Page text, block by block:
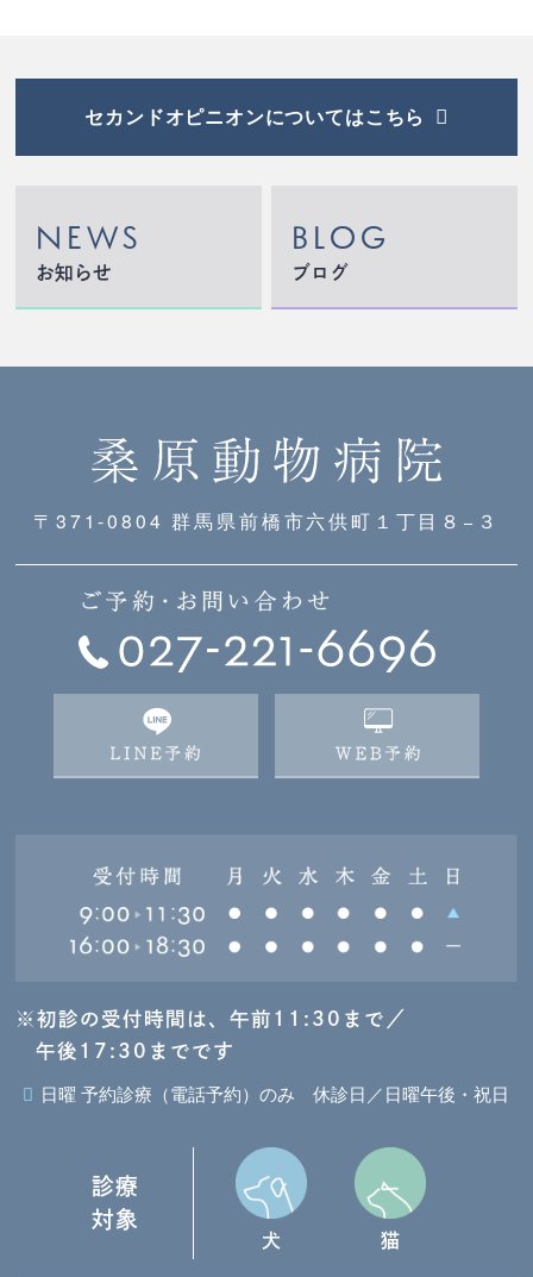
セカンドオピニオンについてはこちら
NEWS
お知らせ
BLOG
ブログ
〒371-0804 群馬県前橋市六供町１丁目８−３
※初診の受付時間は、午前11:30まで／
午後17:30までです
日曜 予約診療（電話予約）のみ 休診日／日曜午後・祝日
診療
対象
犬 猫